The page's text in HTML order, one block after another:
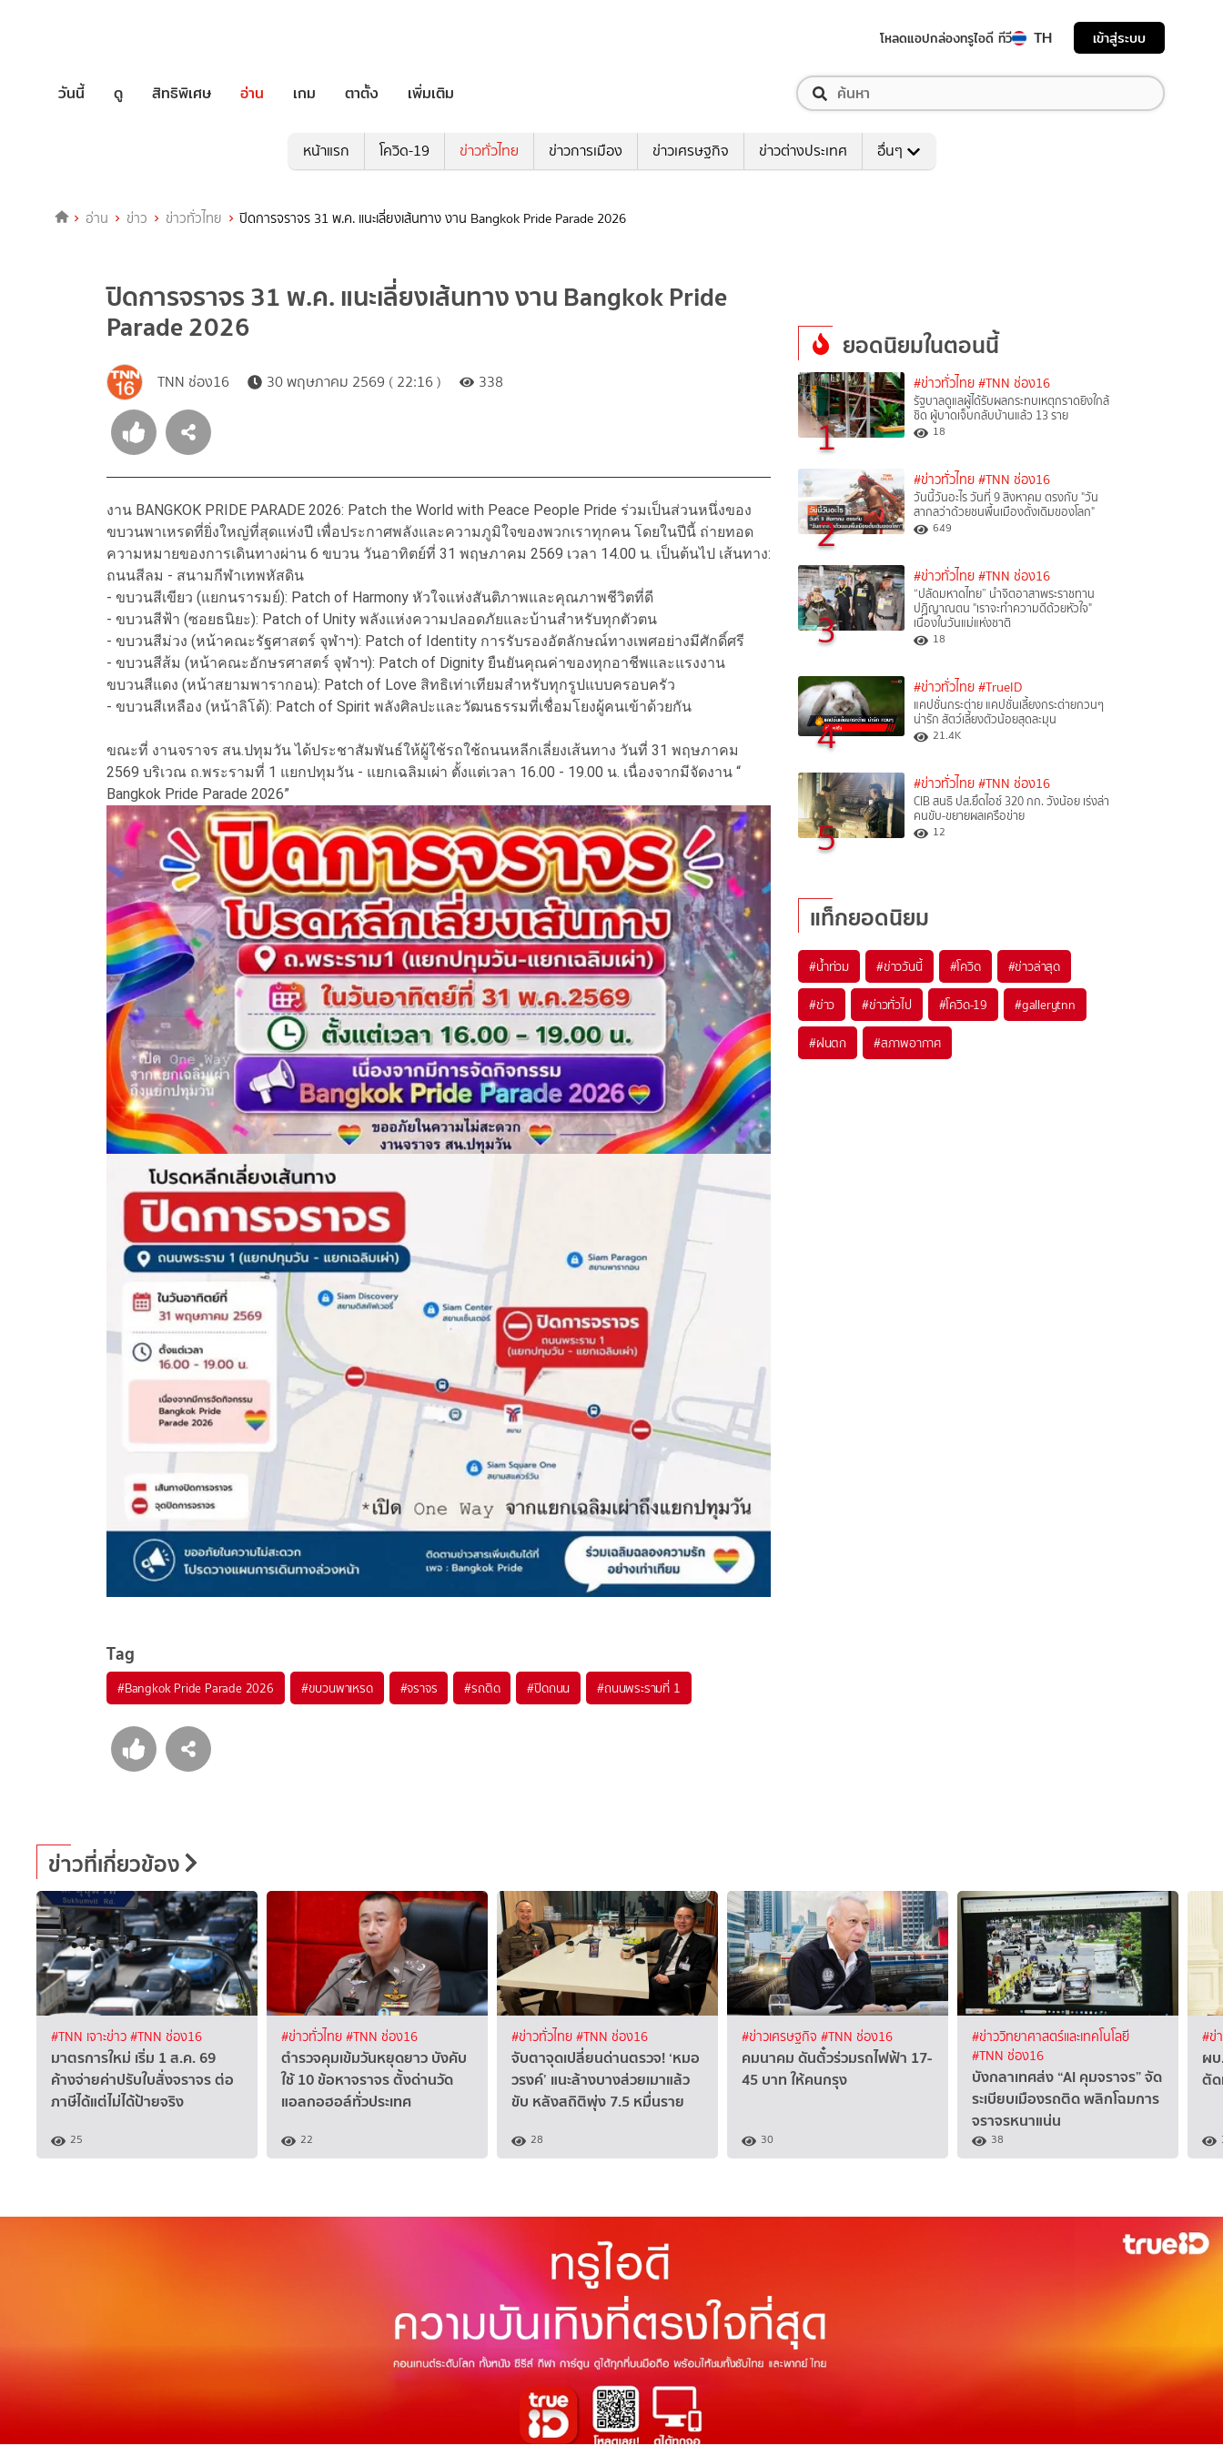
โหลดแอปกล่องทรูไอดี ทีวี TH เข้าสู่ระบบ
วันนี้ ดู สิทธิพิเศษ อ่าน เกม ตาตั้ง เพิ่มเติม
หน้าแรก โควิด-19 ข่าวทั่วไทย ข่าวการเมือง ข่าวเศรษฐกิจ ข่าวต่างประเทศ อื่นๆ
อ่าน ข่าว ข่าวทั่วไทย ปิดการจราจร 31 พ.ค. แนะเลี่ยงเส้นทาง งาน Bangkok Pride Parade 2026
ปิดการจราจร 31 พ.ค. แนะเลี่ยงเส้นทาง งาน Bangkok Pride
Parade 2026
TNN ช่อง16 30 พฤษภาคม 2569 ( 22:16 ) 338
งาน BANGKOK PRIDE PARADE 2026: Patch the World with Peace People Pride ร่วมเป็นส่วนหนึ่งของ
ขบวนพาเหรดที่ยิ่งใหญ่ที่สุดแห่งปี เพื่อประกาศพลังและความภูมิใจของพวกเราทุกคน โดยในปีนี้ ถ่ายทอด
ความหมายของการเดินทางผ่าน 6 ขบวน วันอาทิตย์ที่ 31 พฤษภาคม 2569 เวลา 14.00 น. เป็นต้นไป เส้นทาง:
ถนนสีลม - สนามกีฬาเทพหัสดิน
- ขบวนสีเขียว (แยกนรารมย์): Patch of Harmony หัวใจแห่งสันติภาพและคุณภาพชีวิตที่ดี
- ขบวนสีฟ้า (ซอยธนิยะ): Patch of Unity พลังแห่งความปลอดภัยและบ้านสำหรับทุกตัวตน
- ขบวนสีม่วง (หน้าคณะรัฐศาสตร์ จุฬาฯ): Patch of Identity การรับรองอัตลักษณ์ทางเพศอย่างมีศักดิ์ศรี
- ขบวนสีส้ม (หน้าคณะอักษรศาสตร์ จุฬาฯ): Patch of Dignity ยืนยันคุณค่าของทุกอาชีพและแรงงาน
ขบวนสีแดง (หน้าสยามพารากอน): Patch of Love สิทธิเท่าเทียมสำหรับทุกรูปแบบครอบครัว
- ขบวนสีเหลือง (หน้าลิโด้): Patch of Spirit พลังศิลปะและวัฒนธรรมที่เชื่อมโยงผู้คนเข้าด้วยกัน
ขณะที่ งานจราจร สน.ปทุมวัน ได้ประชาสัมพันธ์ให้ผู้ใช้รถใช้ถนนหลีกเลี่ยงเส้นทาง วันที่ 31 พฤษภาคม
2569 บริเวณ ถ.พระรามที่ 1 แยกปทุมวัน - แยกเฉลิมเผ่า ตั้งแต่เวลา 16.00 - 19.00 น. เนื่องจากมีจัดงาน “
Bangkok Pride Parade 2026”
Tag
#Bangkok Pride Parade 2026 #ขบวนพาเหรด #จราจร #รถติด #ปิดถนน #ถนนพระรามที่ 1
ยอดนิยมในตอนนี้
1
#ข่าวทั่วไทย #TNN ช่อง16
รัฐบาลดูแลผู้ได้รับผลกระทบเหตุกราดยิงใกล้
ชิด ผู้บาดเจ็บกลับบ้านแล้ว 13 ราย
18
2
#ข่าวทั่วไทย #TNN ช่อง16
วันนี้วันอะไร วันที่ 9 สิงหาคม ตรงกับ "วัน
สากลว่าด้วยชนพื้นเมืองดั้งเดิมของโลก"
649
3
#ข่าวทั่วไทย #TNN ช่อง16
“ปลัดมหาดไทย” นำจิตอาสาพระราชทาน
ปฏิญาณตน "เราจะทำความดีด้วยหัวใจ"
เนื่องในวันแม่แห่งชาติ
18
4
#ข่าวทั่วไทย #TrueID
แคปชั่นกระต่าย แคปชั่นเลี้ยงกระต่ายกวนๆ
น่ารัก สัตว์เลี้ยงตัวน้อยสุดละมุน
21.4K
5
#ข่าวทั่วไทย #TNN ช่อง16
CIB สนธิ ปส.ยึดไอซ์ 320 กก. วังน้อย เร่งล่า
คนขับ-ขยายผลเครือข่าย
12
แท็กยอดนิยม
#น้ำท่วม #ข่าววันนี้ #โควิด #ข่าวล่าสุด
#ข่าว #ข่าวทั่วไป #โควิด-19 #gallerytnn
#ฝนตก #สภาพอากาศ
ข่าวที่เกี่ยวข้อง
#TNN เจาะข่าว#TNN ช่อง16
มาตรการใหม่ เริ่ม 1 ส.ค. 69
ค้างจ่ายค่าปรับใบสั่งจราจร ต่อ
ภาษีได้แต่ไม่ได้ป้ายจริง
25
#ข่าวทั่วไทย#TNN ช่อง16
ตำรวจคุมเข้มวันหยุดยาว บังคับ
ใช้ 10 ข้อหาจราจร ตั้งด่านวัด
แอลกอฮอล์ทั่วประเทศ
22
#ข่าวทั่วไทย#TNN ช่อง16
จับตาจุดเปลี่ยนด่านตรวจ! ‘หมอ
วรงค์’ แนะล้างบางส่วยเมาแล้ว
ขับ หลังสถิติพุ่ง 7.5 หมื่นราย
28
#ข่าวเศรษฐกิจ #TNN ช่อง16
คมนาคม ดันตั๋วร่วมรถไฟฟ้า 17-
45 บาท ให้คนกรุง
30
#ข่าววิทยาศาสตร์และเทคโนโลยี
#TNN ช่อง16
บังกลาเทศส่ง “AI คุมจราจร” จัด
ระเบียบเมืองรถติด พลิกโฉมการ
จราจรหนาแน่น
38
#ข่
ผ
ตัด